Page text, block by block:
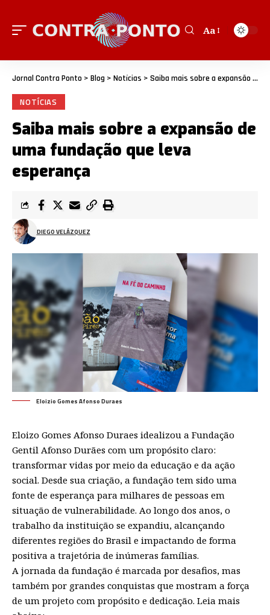
Aa
Jornal Contra Ponto > Blog > Notícias > Saiba mais sobre a expansão de uma fundação que leva esperança
NOTÍCIAS
Saiba mais sobre a expansão de
uma fundação que leva
esperança
DIEGO VELÁZQUEZ
Eloizio Gomes Afonso Duraes
Eloizo Gomes Afonso Duraes idealizou a Fundação
Gentil Afonso Durães com um propósito claro:
transformar vidas por meio da educação e da ação
social. Desde sua criação, a fundação tem sido uma
fonte de esperança para milhares de pessoas em
situação de vulnerabilidade. Ao longo dos anos, o
trabalho da instituição se expandiu, alcançando
diferentes regiões do Brasil e impactando de forma
positiva a trajetória de inúmeras famílias.
A jornada da fundação é marcada por desafios, mas
também por grandes conquistas que mostram a força
de um projeto com propósito e dedicação. Leia mais